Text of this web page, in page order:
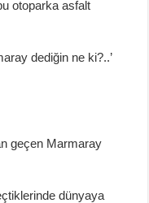
otoparka asfalt
dediğin ne ki?..’
geçen Marmaray
dünyaya